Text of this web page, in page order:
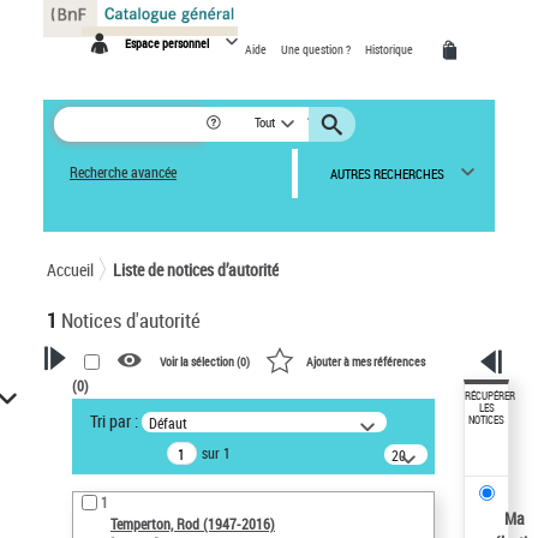
Espace personnel Aide Une question ? Historique
Tout
Recherche avancée AUTRES RECHERCHES
Accueil Liste de notices d’autorité
1 Notices d'autorité
VOTRE RECHERCHE
Recherche avancée dans les
notices d’autorité
Œuvres liées à l'auteur :
Temperton, Rod (1947-2016)
Voir la sélection (0) Ajouter à mes références
(0)
Tri par : Défaut
sur 1
20
résultats/page
1
Temperton, Rod (1947-2016)
RÉCUPÉRER
LES
NOTICES
Ma
Panneau de gestion des cookies